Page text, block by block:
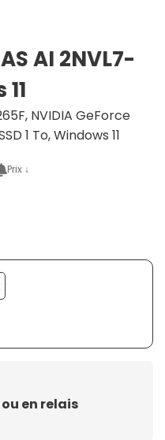
AI 2NVL7-
NVIDIA GeForce
1 To, Windows 11
Prix ↓
en relais